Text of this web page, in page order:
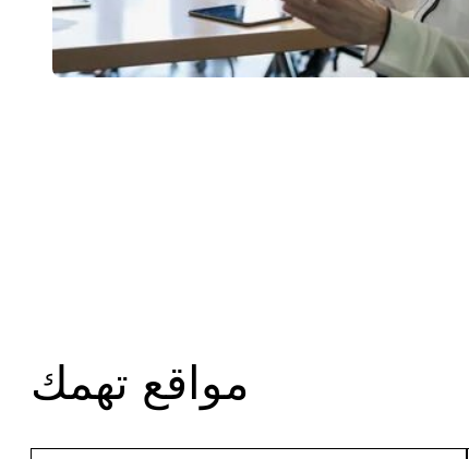
مواقع تهمك